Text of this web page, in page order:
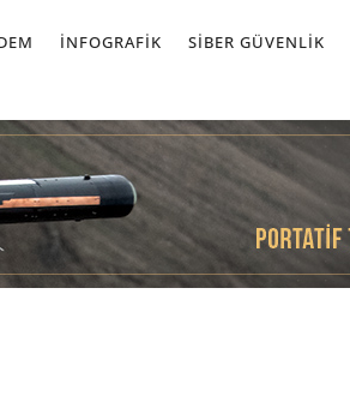
İNFOGRAFIK SIBER GÜVENLIK